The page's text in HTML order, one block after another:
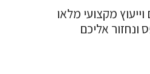
מקצועי מלאו
ונחזור אליכם